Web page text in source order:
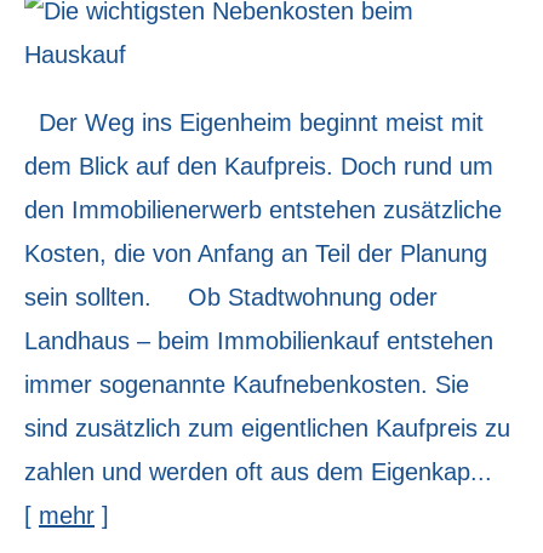
Der Weg ins Eigenheim beginnt meist mit
dem Blick auf den Kaufpreis. Doch rund um
den Immobilienerwerb entstehen zusätzliche
Kosten, die von Anfang an Teil der Planung
sein sollten. Ob Stadtwohnung oder
Landhaus – beim Immobilienkauf entstehen
immer sogenannte Kaufnebenkosten. Sie
sind zusätzlich zum eigentlichen Kaufpreis zu
zahlen und werden oft aus dem Eigenkap...
[ mehr ]